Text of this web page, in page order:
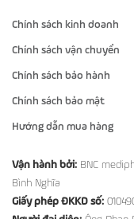
Chính sách kinh doanh
Chính sách vận chuyển
Chính sách bảo hành
Chính sách bảo mật
Hướng dẫn mua hàng
Vận hành bởi: BNC
Bình Nghĩa
Giấy phép ĐKKD số: